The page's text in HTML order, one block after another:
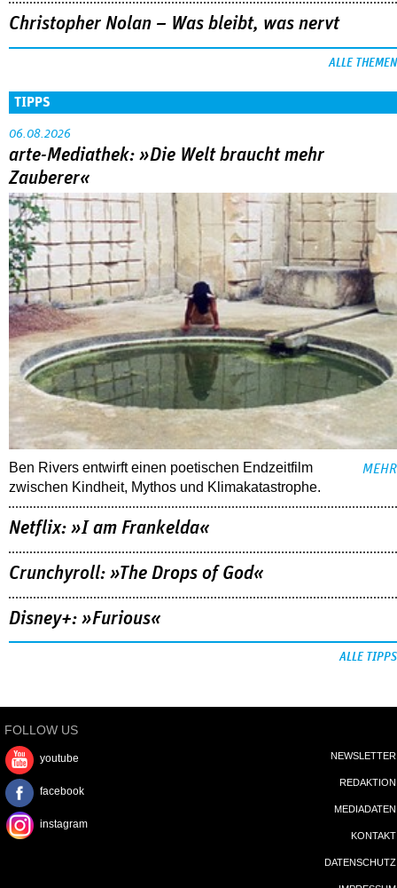
Christopher Nolan – Was bleibt, was nervt
ALLE THEMEN
TIPPS
06.08.2026
arte-Mediathek: »Die Welt braucht mehr
Zauberer«
Ben Rivers entwirft einen poetischen Endzeitfilm
zwischen Kindheit, Mythos und Klimakatastrophe.
MEHR
Netflix: »I am Frankelda«
Crunchyroll: »The Drops of God«
Disney+: »Furious«
ALLE TIPPS
FOLLOW US
youtube
facebook
instagram
NEWSLETTER
REDAKTION
MEDIADATEN
KONTAKT
DATENSCHUTZ